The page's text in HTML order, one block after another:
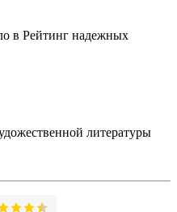
в Рейтинг надежных
литературы